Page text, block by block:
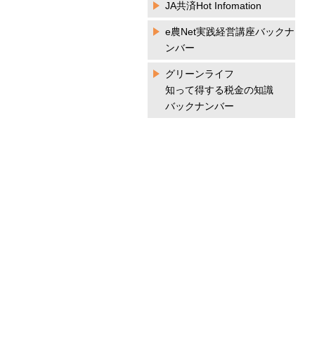
JA共済Hot Infomation
e農Net実践経営講座バックナ
ンバー
グリーンライフ
知って得する税金の知識
バックナンバー